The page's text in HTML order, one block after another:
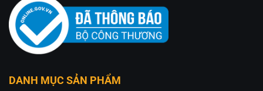
DANH MỤC SẢN PHẨM